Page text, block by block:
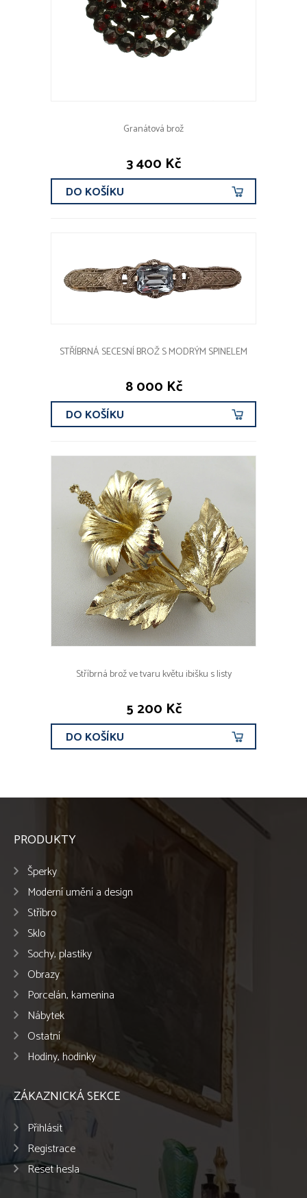
Granátová brož
3 400 Kč
DO KOŠÍKU
STŘÍBRNÁ SECESNÍ BROŽ S MODRÝM SPINELEM
8 000 Kč
DO KOŠÍKU
Stříbrná brož ve tvaru květu ibišku s listy
5 200 Kč
DO KOŠÍKU
PRODUKTY
Šperky
Moderní umění a design
Stříbro
Sklo
Sochy, plastiky
Obrazy
Porcelán, kamenina
Nábytek
Ostatní
Hodiny, hodinky
ZÁKAZNICKÁ SEKCE
Přihlásit
Registrace
Reset hesla